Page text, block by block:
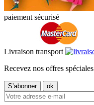
paiement sécurisé
Livraison transport
Recevez nos offres spéciales